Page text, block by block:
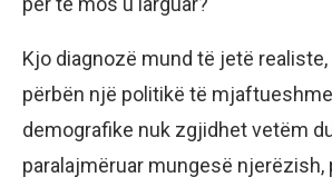
Kjo diagnozë mund të jetë
përbën një politikë të
demografike nuk zgjidhet vetëm
paralajmëruar mungesë njerëzish,